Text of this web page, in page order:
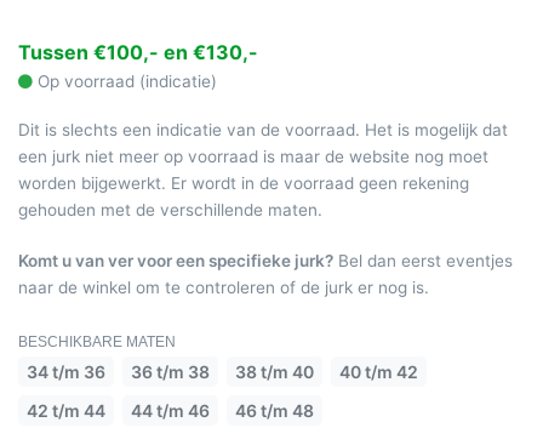
Tussen €100,- en €130,-
Op voorraad (indicatie)
Dit is slechts een indicatie van de voorraad. Het is mogelijk dat
een jurk niet meer op voorraad is maar de website nog moet
worden bijgewerkt. Er wordt in de voorraad geen rekening
gehouden met de verschillende maten.
Komt u van ver voor een specifieke jurk? Bel dan eerst eventjes
naar de winkel om te controleren of de jurk er nog is.
BESCHIKBARE MATEN
34 t/m 36 36 t/m 38 38 t/m 40
40 t/m 42
42 t/m 44
44 t/m 46 46 t/m 48